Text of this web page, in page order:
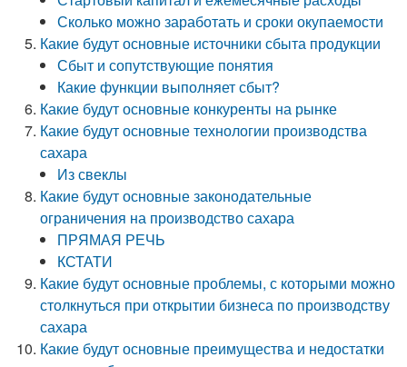
Сколько можно заработать и сроки окупаемости
Какие будут основные источники сбыта продукции
Сбыт и сопутствующие понятия
Какие функции выполняет сбыт?
Какие будут основные конкуренты на рынке
Какие будут основные технологии производства
сахара
Из свеклы
Какие будут основные законодательные
ограничения на производство сахара
ПРЯМАЯ РЕЧЬ
КСТАТИ
Какие будут основные проблемы, с которыми можно
столкнуться при открытии бизнеса по производству
сахара
Какие будут основные преимущества и недостатки